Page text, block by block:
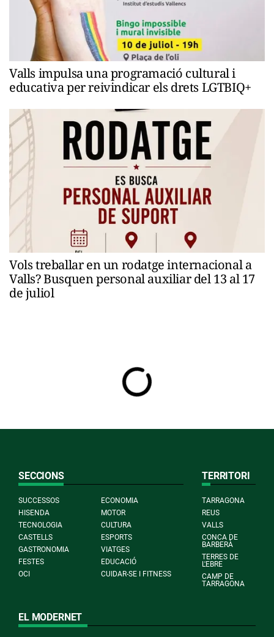
Valls impulsa una programació cultural i
educativa per reivindicar els drets LGTBIQ+
Vols treballar en un rodatge internacional a
Valls? Busquen personal auxiliar del 13 al 17
de juliol
SECCIONS
SUCCESSOS
ECONOMIA
HISENDA
MOTOR
TECNOLOGIA
CULTURA
CASTELLS
ESPORTS
GASTRONOMIA
VIATGES
FESTES
EDUCACIÓ
OCI
CUIDAR-SE I FITNESS
TERRITORI
TARRAGONA
REUS
VALLS
CONCA DE
BARBERÀ
TERRES DE
L'EBRE
CAMP DE
TARRAGONA
EL MODERNET